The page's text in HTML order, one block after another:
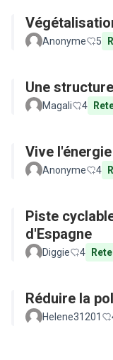
Anonyme 5
Une
Magali 4
Vive
Anonyme 4
Piste
d'Espagne
Diggie 4
Réduire la
Helene31201